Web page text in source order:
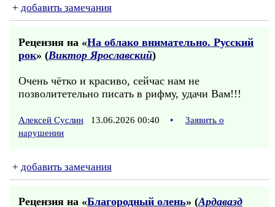
+ добавить замечания
Рецензия на «На облако внимательно. Русский
рок» (Виктор Ярославский)
Очень чётко и красиво, сейчас нам не
позволитетельно писать в рифму, удачи Вам!!!
Алексей Суслин 13.06.2026 00:40 •
Заявить о
нарушении
+ добавить замечания
Рецензия на «Благородный олень» (Ардавазд